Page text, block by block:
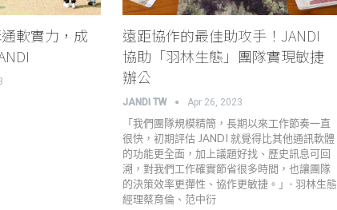
軟實力，成
遠距協作的最佳助攻手！JANDI
協助「羽林生態」團隊實現敏捷
辦公
JANDI TW Apr 26, 2023
「我們團隊規模精簡，長期以來工作節奏一直
很快，初期評估 JANDI 就覺得比其他通訊軟體
的功能更全面，加上議題好找、歷史訊息可回
溯，對我們工作確實節省很多時間，也讓團隊
的決策效率更彈性、協作更敏捷。」- 羽林生態
經理蔡育倫、范中衍